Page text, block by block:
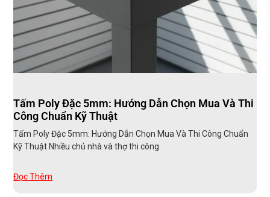
Tấm Poly Đặc 5mm: Hướng Dẫn Chọn Mua Và Thi
Công Chuẩn Kỹ Thuật
Tấm Poly Đặc 5mm: Hướng Dẫn Chọn Mua Và Thi Công Chuẩn
Kỹ Thuật Nhiều chủ nhà và thợ thi công
Đọc Thêm